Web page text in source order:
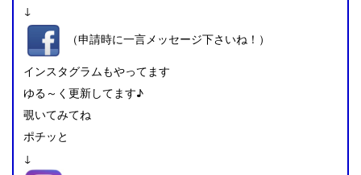
↓
（申請時に一言メッセージ下さいね！）
インスタグラムもやってます
ゆる～く更新してます♪
覗いてみてね
ポチッと
↓